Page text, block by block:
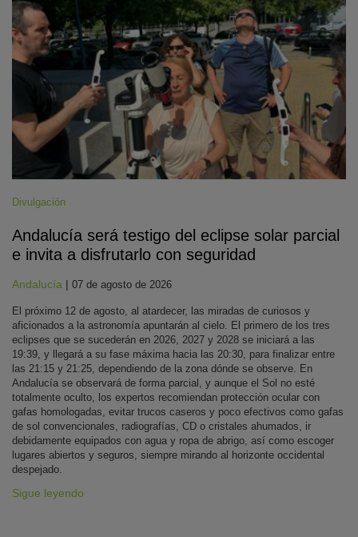
Divulgación
Andalucía será testigo del eclipse solar parcial
e invita a disfrutarlo con seguridad
Andalucía | 07 de agosto de 2026
El próximo 12 de agosto, al atardecer, las miradas de curiosos y
aficionados a la astronomía apuntarán al cielo. El primero de los tres
eclipses que se sucederán en 2026, 2027 y 2028 se iniciará a las
19:39, y llegará a su fase máxima hacia las 20:30, para finalizar entre
las 21:15 y 21:25, dependiendo de la zona dónde se observe. En
Andalucía se observará de forma parcial, y aunque el Sol no esté
totalmente oculto, los expertos recomiendan protección ocular con
gafas homologadas, evitar trucos caseros y poco efectivos como gafas
de sol convencionales, radiografías, CD o cristales ahumados, ir
debidamente equipados con agua y ropa de abrigo, así como escoger
lugares abiertos y seguros, siempre mirando al horizonte occidental
despejado.
Sigue leyendo